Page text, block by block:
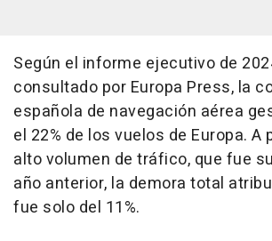
Según el informe ejecutivo de
consultado por Europa Press, la
española de navegación aérea
el 22% de los vuelos de Europa. A
alto volumen de tráfico, que fue
año anterior, la demora total
fue solo del 11%.